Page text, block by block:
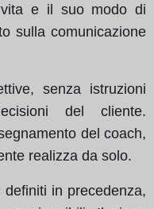
e il suo modo di
sulla comunicazione
senza istruzioni
del cliente.
del coach,
realizza da solo.
in precedenza,